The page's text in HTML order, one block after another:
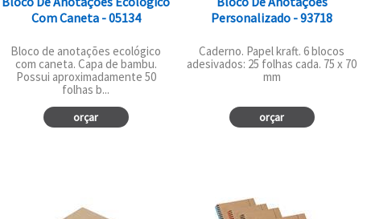
Com Caneta - 05134
Bloco de anotações ecológico
com caneta. Capa de bambu.
Possui aproximadamente 50
folhas b...
orçar
Personalizado - 93718
Caderno. Papel kraft. 6 blocos
adesivados: 25 folhas cada. 75 x 70
mm
orçar